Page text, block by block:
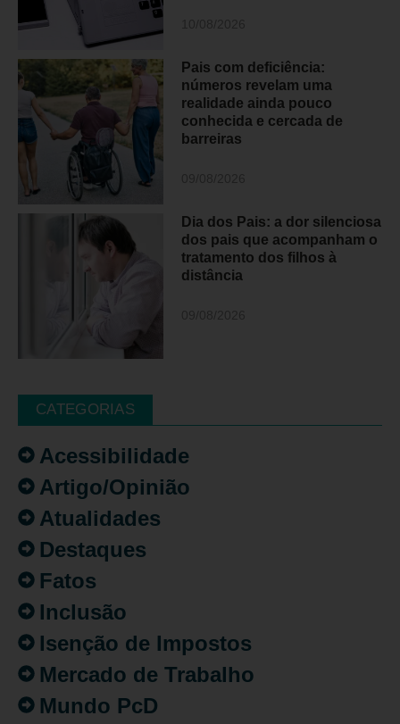
Pais com deficiência:
números revelam uma
realidade ainda pouco
conhecida e cercada de
barreiras
Dia dos Pais: a dor silenciosa
dos pais que acompanham o
tratamento dos filhos à
distância
CATEGORIAS
Acessibilidade
Artigo/Opinião
Atualidades
Destaques
Fatos
Inclusão
Isenção de Impostos
Mercado de Trabalho
Mundo PcD